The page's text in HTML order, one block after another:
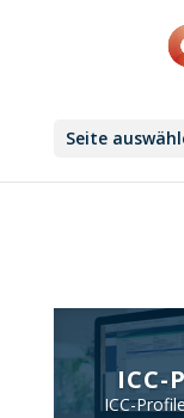
Seite
ICC-